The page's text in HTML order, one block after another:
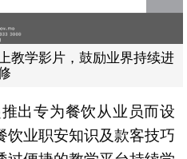
教学影片，鼓励业界持续进
出专为餐饮从业员而设
饮业职安知识及款客技巧